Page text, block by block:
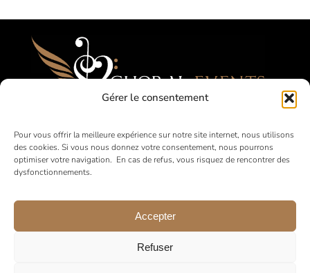
Gérer le consentement
Pour vous offrir la meilleure expérience sur notre site internet, nous utilisons
des cookies. Si vous nous donnez votre consentement, nous pourrons
optimiser votre navigation. En cas de refus, vous risquez de rencontrer des
dysfonctionnements.
Accepter
Refuser
Festival, Concorsi, Tournées per Cori
Amatoriali